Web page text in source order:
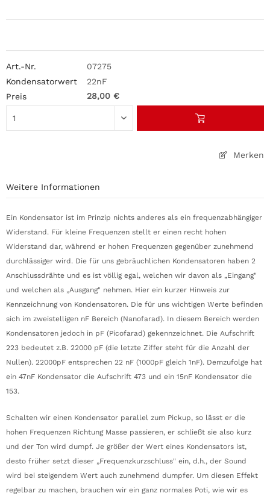
Merken
07275
22nF
28,00 €
Weitere Informationen
Ein Kondensator ist im Prinzip nichts anderes als ein frequenzabhängiger
Widerstand. Für kleine Frequenzen stellt er einen recht hohen
Widerstand dar, während er hohen Frequenzen gegenüber zunehmend
durchlässiger wird. Die für uns gebräuchlichen Kondensatoren haben 2
Anschlussdrähte und es ist völlig egal, welchen wir davon als „Eingang"
und welchen als „Ausgang" nehmen. Hier ein kurzer Hinweis zur
Kennzeichnung von Kondensatoren. Die für uns wichtigen Werte befinden
sich im zweistelligen nF Bereich (Nanofarad). In diesem Bereich werden
Kondensatoren jedoch in pF (Picofarad) gekennzeichnet. Die Aufschrift
223 bedeutet z.B. 22000 pF (die letzte Ziffer steht für die Anzahl der
Nullen). 22000pF entsprechen 22 nF (1000pF gleich 1nF). Demzufolge hat
ein 47nF Kondensator die Aufschrift 473 und ein 15nF Kondensator die
153.
Schalten wir einen Kondensator parallel zum Pickup, so lässt er die
hohen Frequenzen Richtung Masse passieren, er schließt sie also kurz
und der Ton wird dumpf. Je größer der Wert eines Kondensators ist,
desto früher setzt dieser „Frequenzkurzschluss" ein, d.h., der Sound
wird bei steigendem Wert auch zunehmend dumpfer. Um diesen Effekt
regelbar zu machen, brauchen wir ein ganz normales Poti, wie wir es